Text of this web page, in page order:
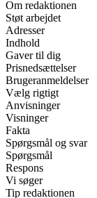
Om redaktionen
Støt arbejdet
Adresser
Indhold
Gaver til dig
Prisnedsættelser
Brugeranmeldelser
Vælg rigtigt
Anvisninger
Visninger
Fakta
Spørgsmål og svar
Spørgsmål
Respons
Vi søger
Tip redaktionen